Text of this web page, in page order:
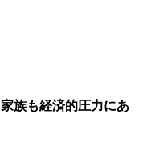
族も経済的圧力にあ